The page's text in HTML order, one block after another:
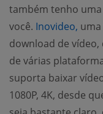
também tenho
você. Inovideo,
download de vídeo,
de várias
suporta baixar
1080P, 4K, desde